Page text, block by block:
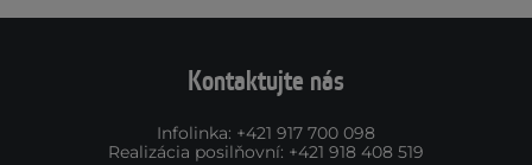
Kontaktujte nás
Infolinka: +421 917 700 098
Realizácia posilňovní: +421 918 408 519